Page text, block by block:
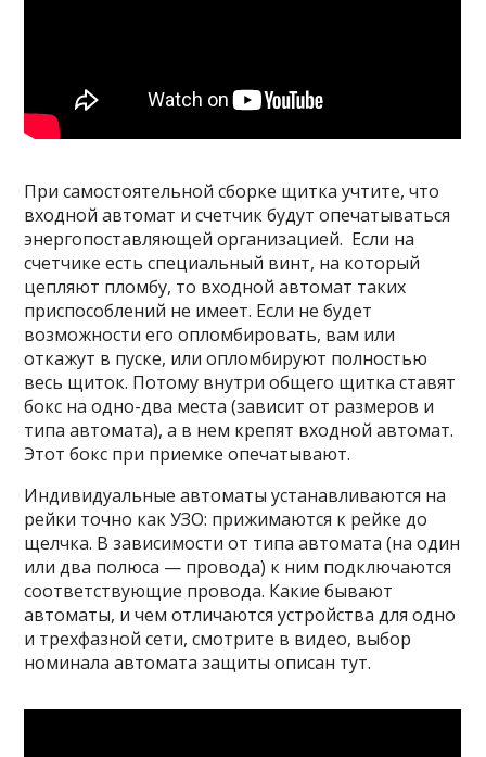
При самостоятельной сборке щитка учтите, что
входной автомат и счетчик будут опечатываться
энергопоставляющей организацией. Если на
счетчике есть специальный винт, на который
цепляют пломбу, то входной автомат таких
приспособлений не имеет. Если не будет
возможности его опломбировать, вам или
откажут в пуске, или опломбируют полностью
весь щиток. Потому внутри общего щитка ставят
бокс на одно-два места (зависит от размеров и
типа автомата), а в нем крепят входной автомат.
Этот бокс при приемке опечатывают.
Индивидуальные автоматы устанавливаются на
рейки точно как УЗО: прижимаются к рейке до
щелчка. В зависимости от типа автомата (на один
или два полюса — провода) к ним подключаются
соответствующие провода. Какие бывают
автоматы, и чем отличаются устройства для одно
и трехфазной сети, смотрите в видео, выбор
номинала автомата защиты описан тут.